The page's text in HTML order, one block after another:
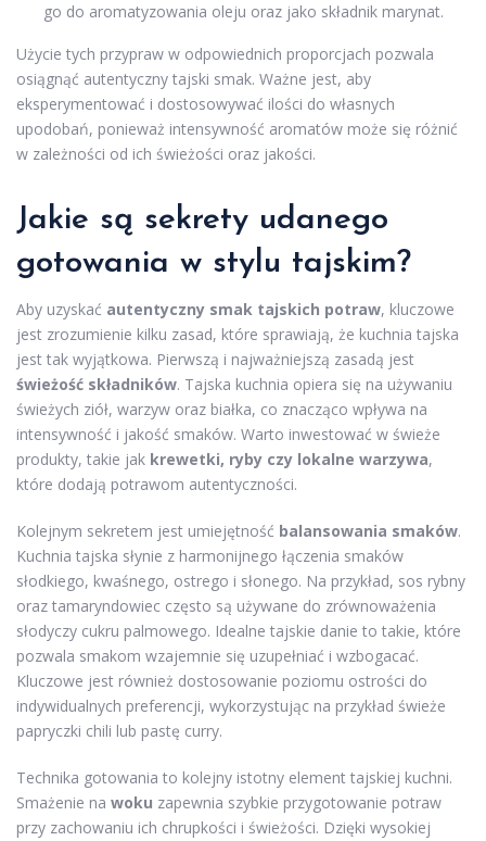
go do aromatyzowania oleju oraz jako składnik marynat.
Użycie tych przypraw w odpowiednich proporcjach pozwala
osiągnąć autentyczny tajski smak. Ważne jest, aby
eksperymentować i dostosowywać ilości do własnych
upodobań, ponieważ intensywność aromatów może się różnić
w zależności od ich świeżości oraz jakości.
Jakie są sekrety udanego
gotowania w stylu tajskim?
Aby uzyskać autentyczny smak tajskich potraw, kluczowe
jest zrozumienie kilku zasad, które sprawiają, że kuchnia tajska
jest tak wyjątkowa. Pierwszą i najważniejszą zasadą jest
świeżość składników. Tajska kuchnia opiera się na używaniu
świeżych ziół, warzyw oraz białka, co znacząco wpływa na
intensywność i jakość smaków. Warto inwestować w świeże
produkty, takie jak krewetki, ryby czy lokalne warzywa,
które dodają potrawom autentyczności.
Kolejnym sekretem jest umiejętność balansowania smaków.
Kuchnia tajska słynie z harmonijnego łączenia smaków
słodkiego, kwaśnego, ostrego i słonego. Na przykład, sos rybny
oraz tamaryndowiec często są używane do zrównoważenia
słodyczy cukru palmowego. Idealne tajskie danie to takie, które
pozwala smakom wzajemnie się uzupełniać i wzbogacać.
Kluczowe jest również dostosowanie poziomu ostrości do
indywidualnych preferencji, wykorzystując na przykład świeże
papryczki chili lub pastę curry.
Technika gotowania to kolejny istotny element tajskiej kuchni.
Smażenie na woku zapewnia szybkie przygotowanie potraw
przy zachowaniu ich chrupkości i świeżości. Dzięki wysokiej